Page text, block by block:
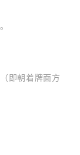
。
（即朝着牌面方